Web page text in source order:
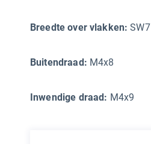
Breedte over vlakken: SW7
Buitendraad: M4x8
Inwendige draad: M4x9